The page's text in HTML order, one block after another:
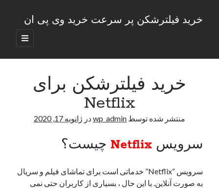
خرید فیلترشکن پر سرعت خرید وی پی ان
باز
کردن
اصلی
نوار
ساکس تلگرام چگونه کار می‌کند؟
خرید فیلترشکن برای Netflix
خرید فیلترشکن برای
Netflix
منتشر شده توسط wp_adminدر ژانویه 17, 2020
سرویس Netflix چیست؟
سرویس “Netflix” خدماتی است برای تماشای فیلم و سریال
به صورت آنلاین. با این حال ، بسیاری از کاربران حتی نمی